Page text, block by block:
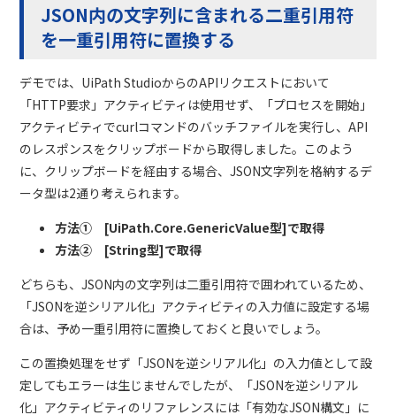
JSON内の文字列に含まれる二重引用符
を一重引用符に置換する
デモでは、UiPathStudioからのAPI リクエストにおいて
「HTTP要求」アクティビティは使用せず、「プロセスを開始」
アクティビティでcurlコマンドのバッチファイルを実行し、API
のレスポンスをクリップボードから取得しました。このよう
に、クリップボードを経由する場合、JSON文字列を格納するデ
ータ型は2通り考えられます。
方法① [UiPath.Core.GenericValue型]で取得
方法② [String型]で取得
どちらも、JSON内の文字列は二重引用符で囲われているため、
「JSONを逆シリアル化」アクティビティの入力値に設定する場
合は、予め一重引用符に置換しておくと良いでしょう。
この置換処理をせず「JSONを逆シリアル化」の入力値として設
定してもエラーは生じませんでしたが、「JSONを逆シリアル
化」アクティビティのリファレンスには「有効なJSON構文」に